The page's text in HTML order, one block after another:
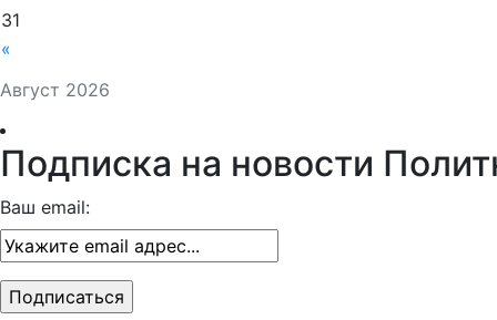
Август 2026
«
31
Подписка на новости
Ваш email: